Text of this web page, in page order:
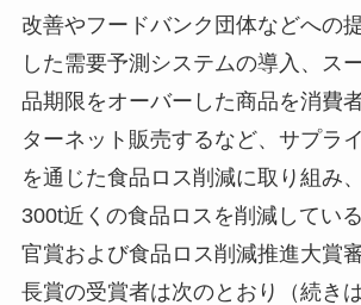
改善やフードバンク団体などへの
した需要予測システムの導入、ス
品期限をオーバーした商品を消費
ターネット販売するなど、サプラ
を通じた食品ロス削減に取り組み
300t近くの食品ロスを削減してい
官賞および食品ロス削減推進大賞
長賞の受賞者は次のとおり（続き